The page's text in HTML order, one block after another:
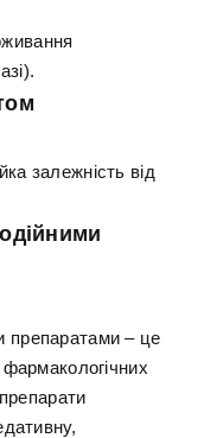
залежність від
препаратами – це